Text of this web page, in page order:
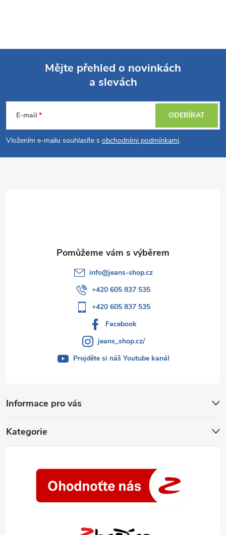
p
a
Mějte přehled o novinkách
a slevách
E-mail
Vložením e-mailu souhlasíte s obchodními podmínkami.
ODEBÍRAT
Informace pro vás
Kategorie
info@jeans-shop.cz
+420 605 837 535
+420 605 837 535
Facebook
jeans_shop.cz/
Projděte si náš Youtube kanál